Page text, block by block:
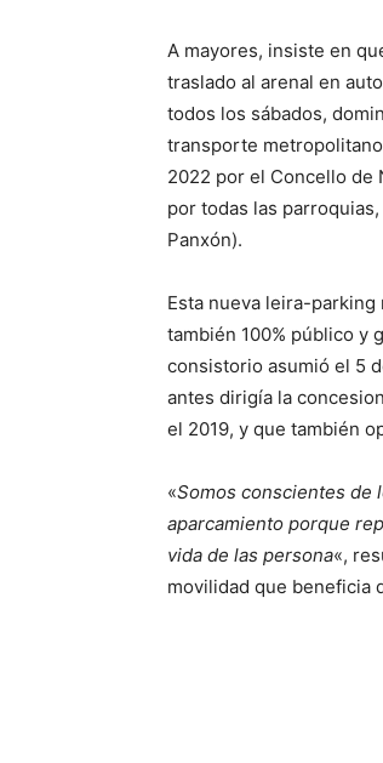
A mayores, insiste en
traslado al arenal en
todos los sábados,
transporte
2022 por el Concello de
por todas las
Panxón).
Esta nueva leira-
también 100% público y
consistorio asumió el 5
antes dirigía la
el 2019, y que también
«Somos conscientes de
aparcamiento porque
vida de las persona«,
movilidad que beneficia